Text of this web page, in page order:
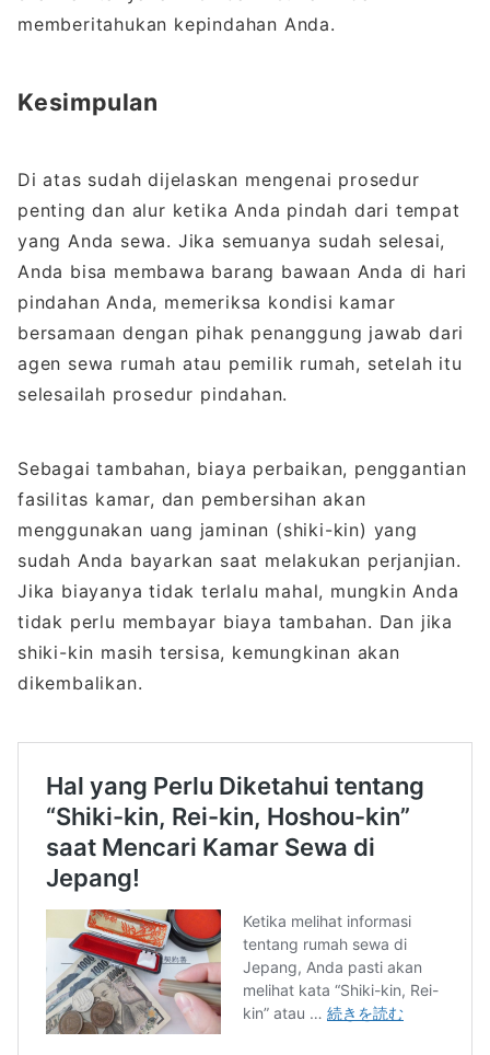
memberitahukan kepindahan Anda.
Kesimpulan
Di atas sudah dijelaskan mengenai prosedur
penting dan alur ketika Anda pindah dari tempat
yang Anda sewa. Jika semuanya sudah selesai,
Anda bisa membawa barang bawaan Anda di hari
pindahan Anda, memeriksa kondisi kamar
bersamaan dengan pihak penanggung jawab dari
agen sewa rumah atau pemilik rumah, setelah itu
selesailah prosedur pindahan.
Sebagai tambahan, biaya perbaikan, penggantian
fasilitas kamar, dan pembersihan akan
menggunakan uang jaminan (shiki-kin) yang
sudah Anda bayarkan saat melakukan perjanjian.
Jika biayanya tidak terlalu mahal, mungkin Anda
tidak perlu membayar biaya tambahan. Dan jika
shiki-kin masih tersisa, kemungkinan akan
dikembalikan.